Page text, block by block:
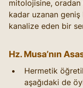
mitolojisine,
kadar uzanan geniş
kanalize eden bir
Hz. Musa’nın
Hermetik
aşağıdaki de